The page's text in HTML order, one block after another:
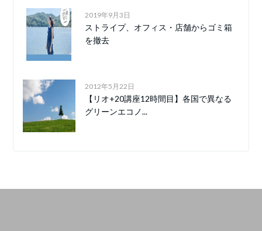
2019年9月3日
ストライプ、オフィス・店舗からゴミ箱
を撤去
2012年5月22日
【リオ+20講座12時間目】各国で異なる
グリーンエコノ...